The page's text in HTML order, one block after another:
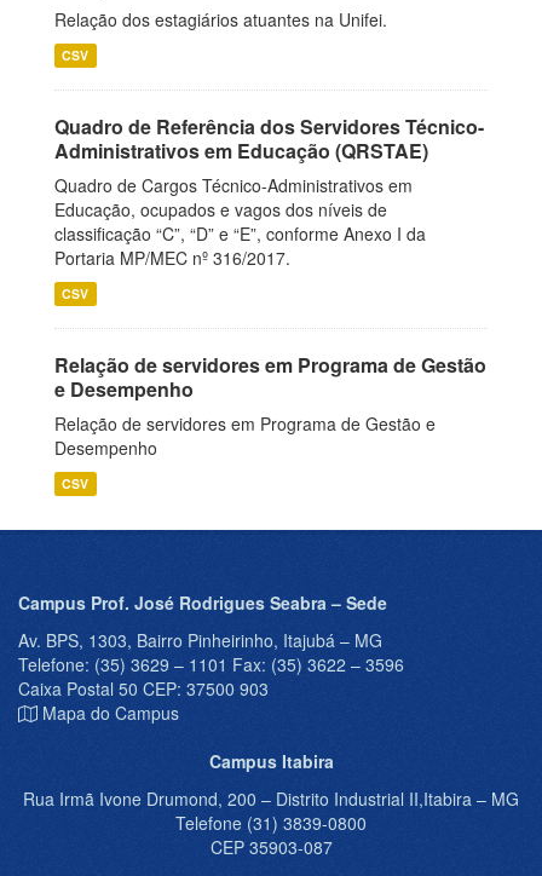
Relação dos estagiários atuantes na Unifei.
CSV
Quadro de Referência dos Servidores Técnico-
Administrativos em Educação (QRSTAE)
Quadro de Cargos Técnico-Administrativos em
Educação, ocupados e vagos dos níveis de
classificação “C”, “D” e “E”, conforme Anexo I da
Portaria MP/MEC nº 316/2017.
CSV
Relação de servidores em Programa de Gestão
e Desempenho
Relação de servidores em Programa de Gestão e
Desempenho
CSV
Campus Prof. José Rodrigues Seabra – Sede
Av. BPS, 1303, Bairro Pinheirinho, Itajubá – MG
Telefone: (35) 3629 – 1101 Fax: (35) 3622 – 3596
Caixa Postal 50 CEP: 37500 903
Mapa do Campus
Campus Itabira
Rua Irmã Ivone Drumond, 200 – Distrito Industrial II,Itabira – MG
Telefone (31) 3839-0800
CEP 35903-087